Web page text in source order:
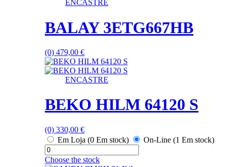
ENCASTRE
BALAY 3ETG667HB
(0) 479,00 €
ENCASTRE
BEKO HILM 64120 S
(0) 330,00 €
Em Loja (0 Em stock)
On-Line (1 Em stock)
Choose the stock